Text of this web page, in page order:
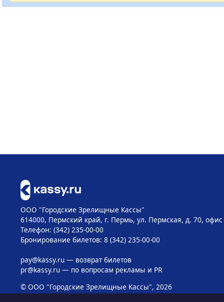
ООО "Городские Зрелищные Кассы"
614000, Пермский край, г. Пермь, ул. Пермская, д. 70, офис
Телефон: (342) 235-00-00
Бронирование билетов: 8 (342) 235-00-00
pay@kassy.ru— возврат билетов
pr@kassy.ru— по вопросам рекламы и PR
© ООО "Городские Зрелищные Кассы", 2026